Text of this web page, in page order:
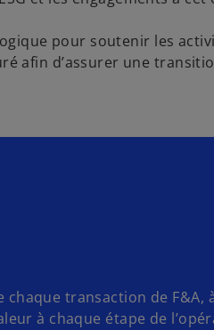
pour soutenir les
afin d’assurer une
transaction de F&A,
à chaque étape de